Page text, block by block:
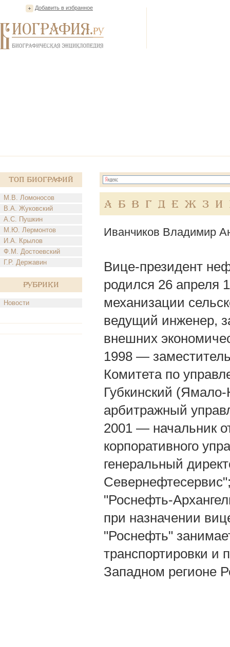
Добавить в избранное
Топ Биографий
М.В. Ломоносов
В.А. Жуковский
А.С. Пушкин
М.Ю. Лермонтов
И.А. Крылов
Ф.М. Достоевский
Г.Р. Державин
Рубрики
Новости
А Б В Г Д Е Ж З И
Иванчиков Владимир
Вице-президент
родился 26 апреля
механизации
ведущий инженер,
внешних
1998 —
Комитета по
Губкинский
арбитражный
2001 — начальник
корпоративного
генеральный
"Роснефть-
при назначении
"Роснефть"
транспортировки и
Западном регионе